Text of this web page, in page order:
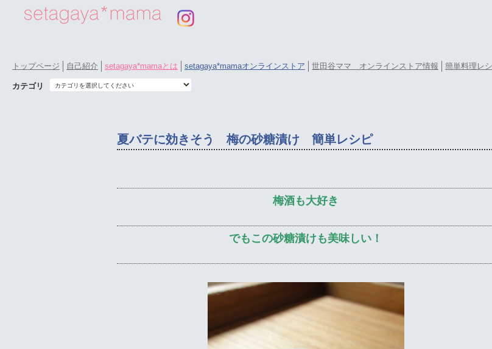
トップページ 自己紹介 setagaya*mamaとは setagaya*mamaオンラインストア 世田谷ママ オンラインストア情報 簡単料理レ
カテゴリ
夏バテに効きそう 梅の砂糖漬け 簡単レシピ
梅酒も大好き
でもこの砂糖漬けも美味しい！